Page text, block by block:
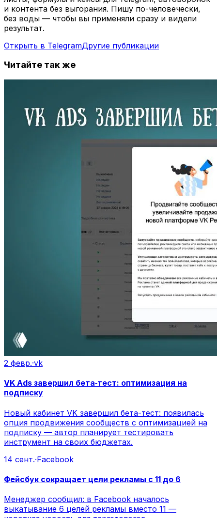
и контента без выгорания. Пишу по-человечески,
без воды — чтобы вы применяли сразу и видели
результат.
Открыть в TelegramДругие публикации
Читайте так же
2 февр.·vk
VK Ads завершил бета‑тест: оптимизация на
подписку
Новый кабинет VK завершил бета-тест: появилась
опция продвижения сообществ с оптимизацией на
подписку — автор планирует тестировать
инструмент на своих бюджетах.
14 сент.·Facebook
Фейсбук сокращает цели рекламы с 11 до 6
Менеджер сообщил: в Facebook началось
выкатывание 6 целей рекламы вместо 11 —